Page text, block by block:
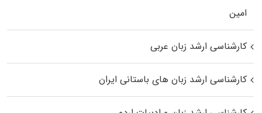
اﻣﻴﻦ
کارشناسی ارشد زبان عربی
کارشناسی ارشد زبان‌ های باستانی ایران